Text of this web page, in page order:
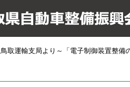
鳥取運輸支局より～「電子制御装置整備